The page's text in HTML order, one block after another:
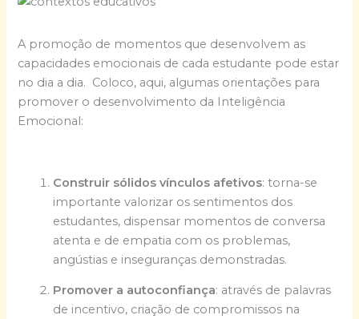
A promoção de momentos que desenvolvem as
capacidades emocionais de cada estudante pode estar
no dia a dia. Coloco, aqui, algumas orientações para
promover o desenvolvimento da Inteligência
Emocional:
Construir sólidos vínculos afetivos: torna-se
importante valorizar os sentimentos dos
estudantes, dispensar momentos de conversa
atenta e de empatia com os problemas,
angústias e inseguranças demonstradas.
Promover a autoconfiança: através de palavras
de incentivo, criação de compromissos na